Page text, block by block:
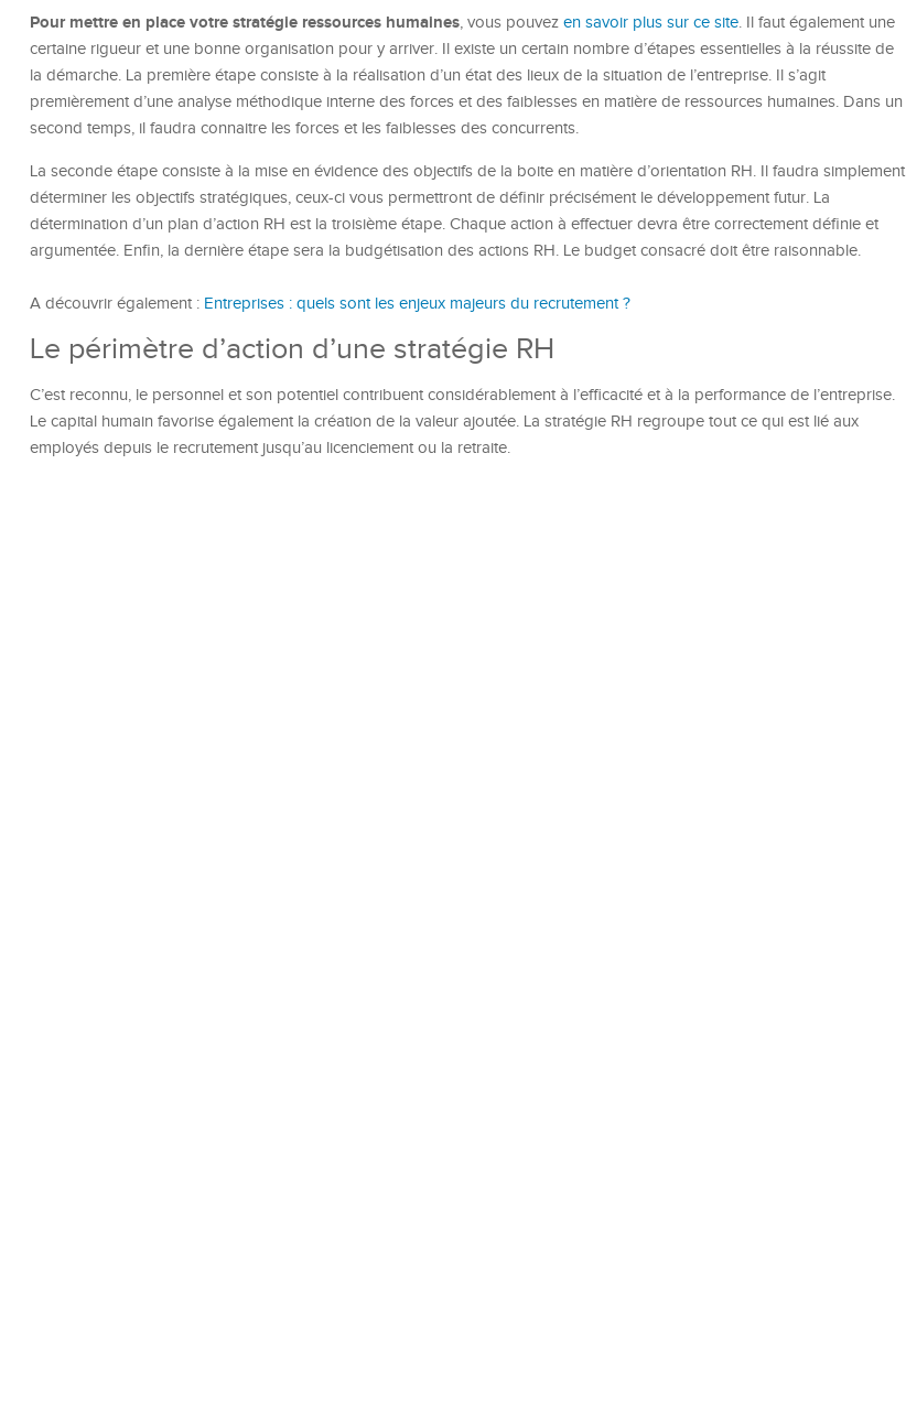
Pour mettre en place votre stratégie ressources humaines, vous pouvez en savoir plus sur ce site. Il faut également une
certaine rigueur et une bonne organisation pour y arriver. Il existe un certain nombre d’étapes essentielles à la réussite de
la démarche. La première étape consiste à la réalisation d’un état des lieux de la situation de l’entreprise. Il s’agit
premièrement d’une analyse méthodique interne des forces et des faiblesses en matière de ressources humaines. Dans un
second temps, il faudra connaitre les forces et les faiblesses des concurrents.
La seconde étape consiste à la mise en évidence des objectifs de la boite en matière d’orientation RH. Il faudra simplement
déterminer les objectifs stratégiques, ceux-ci vous permettront de définir précisément le développement futur. La
détermination d’un plan d’action RH est la troisième étape. Chaque action à effectuer devra être correctement définie et
argumentée. Enfin, la dernière étape sera la budgétisation des actions RH. Le budget consacré doit être raisonnable.
A découvrir également : Entreprises : quels sont les enjeux majeurs du recrutement ?
Le périmètre d’action d’une stratégie RH
C’est reconnu, le personnel et son potentiel contribuent considérablement à l’efficacité et à la performance de l’entreprise.
Le capital humain favorise également la création de la valeur ajoutée. La stratégie RH regroupe tout ce qui est lié aux
employés depuis le recrutement jusqu’au licenciement ou la retraite.